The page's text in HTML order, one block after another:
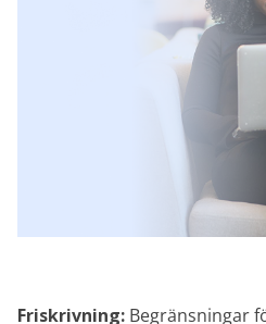
Friskrivning:‎ Begränsningar